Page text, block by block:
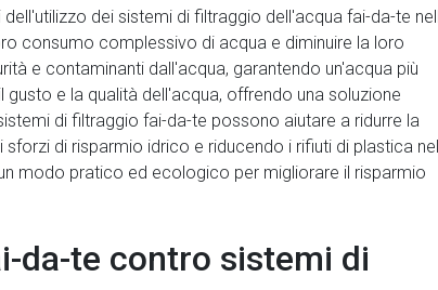
dei sistemi di filtraggio dell'acqua fai-da-te
consumo complessivo di acqua e diminuire la loro
e contaminanti dall'acqua, garantendo un'acqua più
e la qualità dell'acqua, offrendo una soluzione
di filtraggio fai-da-te possono aiutare a ridurre la
di risparmio idrico e riducendo i rifiuti di plastica
modo pratico ed ecologico per migliorare il risparmio
da-te contro sistemi di